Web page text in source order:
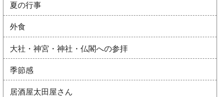
夏の行事
外食
大社・神宮・神社・仏閣への参拝
季節感
居酒屋太田屋さん